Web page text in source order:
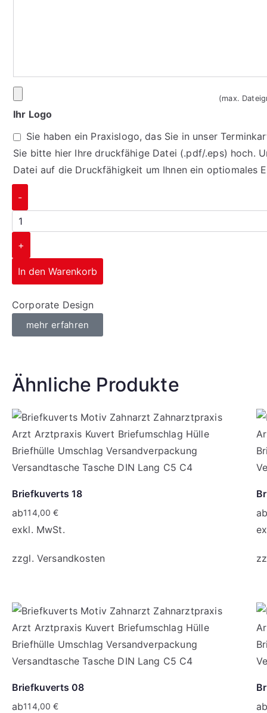
(max.
Ihr Logo
Sie haben ein Praxislogo, das Sie in unser
Sie bitte hier Ihre druckfähige Datei (.pdf/.eps) hoch.
Datei auf die Druckfähigkeit um Ihnen ein optiomales
-
+
In den Warenkorb
Corporate Design
mehr erfahren
Ähnliche Produkte
Briefkuverts 18
ab114,00€
exkl. MwSt.
zzgl. Versandkosten
Briefkuverts 08
ab114,00€